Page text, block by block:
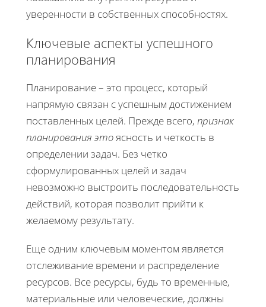
уверенности в собственных способностях.
Ключевые аспекты успешного
планирования
Планирование – это процесс, который
напрямую связан с успешным достижением
поставленных целей. Прежде всего, признак
планирования этоясность и четкость в
определении задач. Без четко
сформулированных целей и задач
невозможно выстроить последовательность
действий, которая позволит прийти к
желаемому результату.
Еще одним ключевым моментом является
отслеживание времени и распределение
ресурсов. Все ресурсы, будь то временные,
материальные или человеческие, должны